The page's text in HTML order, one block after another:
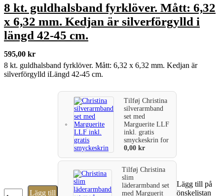
8 kt. guldhalsband fyrklöver. Mått: 6,32
x 6,32 mm. Kedjan är silverförgylld i
längd 42-45 cm.
595,00 kr
8 kt. guldhalsband fyrklöver. Mått: 6,32 x 6,32 mm. Kedjan är
silverförgylld iLängd 42-45 cm.
Lägg till
TilføjChristina
silverarmband
set med
Marguerite LLF
inkl. gratis
smyckeskrinfor
0,00kr
TilføjChristina
slim
läderarmband set
med Marguerit
Lägg till på
önskelistan